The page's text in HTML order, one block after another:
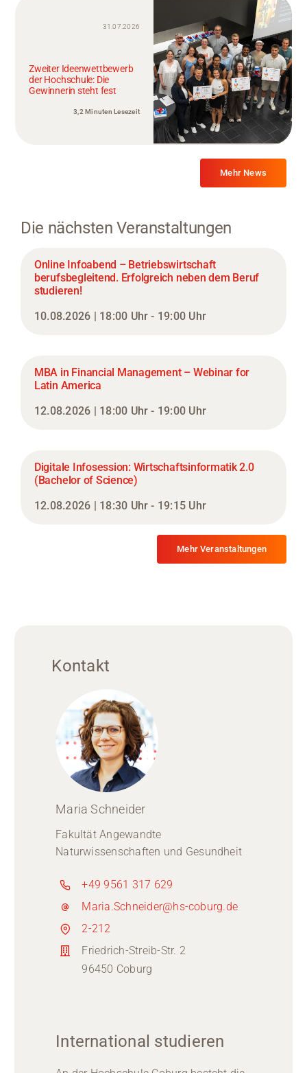
31.07.2026
Zweiter Ideenwettbewerb
der Hochschule: Die
Gewinnerin steht fest
3,2 Minuten Lesezeit
Mehr News
Die nächsten Veranstaltungen
Online Infoabend – Betriebswirtschaft
berufsbegleitend. Erfolgreich neben dem Beruf
studieren!
10.08.2026 | 18:00 Uhr - 19:00 Uhr
MBA in Financial Management – Webinar for
Latin America
12.08.2026 | 18:00 Uhr - 19:00 Uhr
Digitale Infosession: Wirtschaftsinformatik 2.0
(Bachelor of Science)
12.08.2026 | 18:30 Uhr - 19:15 Uhr
Mehr Veranstaltungen
Kontakt
Maria Schneider
Fakultät Angewandte
Naturwissenschaften und Gesundheit
+49 9561 317 629
Maria.Schneider@hs-coburg.de
2-212
Friedrich-Streib-Str. 2
96450 Coburg
International studieren